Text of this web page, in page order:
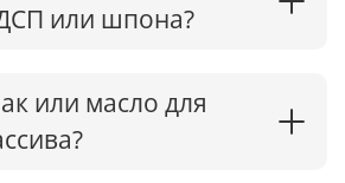
или шпона?
или масло для